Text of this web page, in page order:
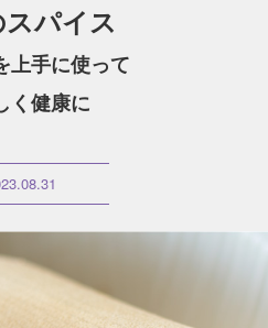
パイス
上手に使って
く健康に